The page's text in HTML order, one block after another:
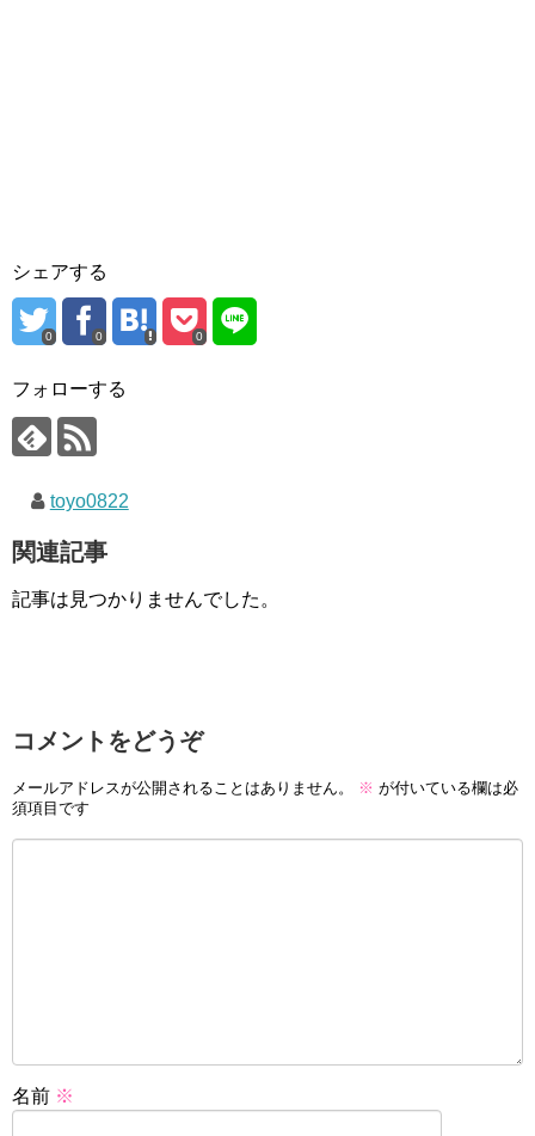
シェアする
0 0 0
フォローする
toyo0822
関連記事
記事は見つかりませんでした。
コメントをどうぞ
メールアドレスが公開されることはありません。 ※ が付いている欄は必
須項目です
名前 ※